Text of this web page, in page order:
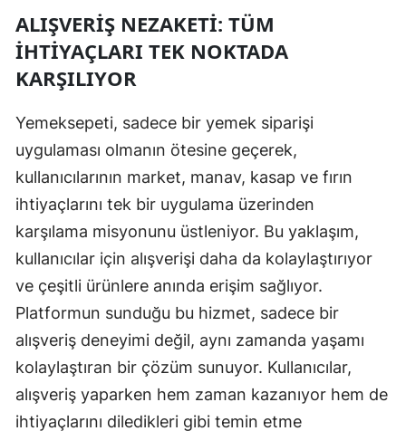
ALIŞVERIŞ NEZAKETI: TÜM
İHTIYAÇLARI TEK NOKTADA
KARŞILIYOR
Yemeksepeti, sadece bir yemek siparişi
uygulaması olmanın ötesine geçerek,
kullanıcılarının market, manav, kasap ve fırın
ihtiyaçlarını tek bir uygulama üzerinden
karşılama misyonunu üstleniyor. Bu yaklaşım,
kullanıcılar için alışverişi daha da kolaylaştırıyor
ve çeşitli ürünlere anında erişim sağlıyor.
Platformun sunduğu bu hizmet, sadece bir
alışveriş deneyimi değil, aynı zamanda yaşamı
kolaylaştıran bir çözüm sunuyor. Kullanıcılar,
alışveriş yaparken hem zaman kazanıyor hem de
ihtiyaçlarını diledikleri gibi temin etme